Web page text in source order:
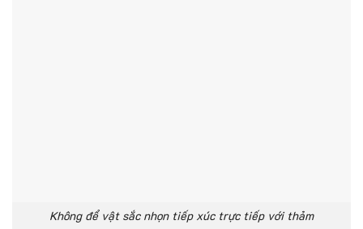
Không để vật sắc nhọn tiếp xúc trực tiếp với thảm